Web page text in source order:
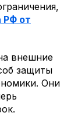
РФ от
внешние
защиты
Они